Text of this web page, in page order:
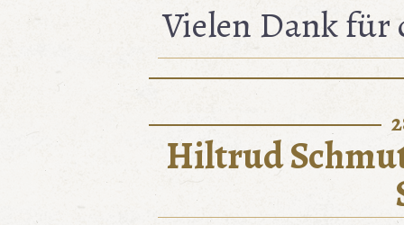
Vielen Dank
Hiltrud